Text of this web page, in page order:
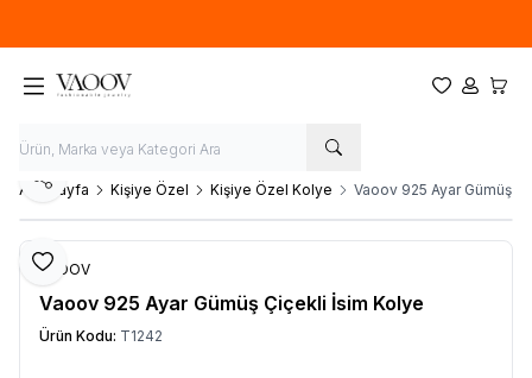
Favorilerim
Hesabım
Ana Sayfa Kişiye Özel Kişiye Özel Kolye Vaoov 925 Ayar Gümüş
Favoriye Ekle
Paylaş
VAOOV
Vaoov 925 Ayar Gümüş Çiçekli İsim Kolye
Ürün Kodu: T1242